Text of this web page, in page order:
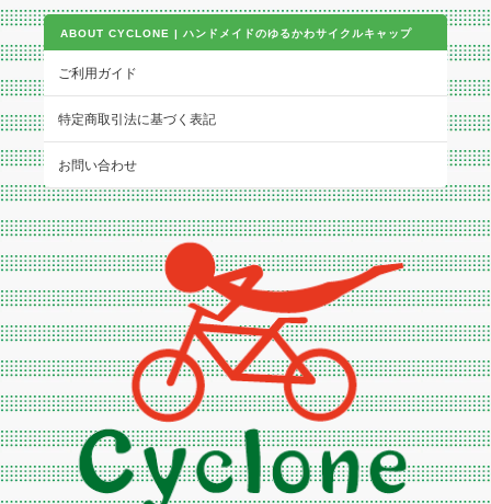
ABOUT CYCLONE | ハンドメイドのゆるかわサイクルキャップ
ご利用ガイド
特定商取引法に基づく表記
お問い合わせ